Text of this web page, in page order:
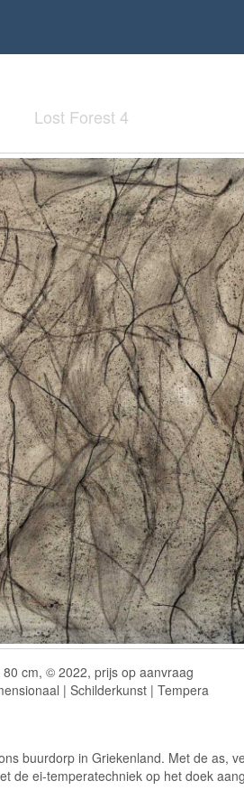
Lost Forest 4
80 cm, © 2022, prijs op aanvraag
| Schilderkunst | Tempera
buurdorp in Griekenland. Met de as,
de ei-temperatechniek op het doek